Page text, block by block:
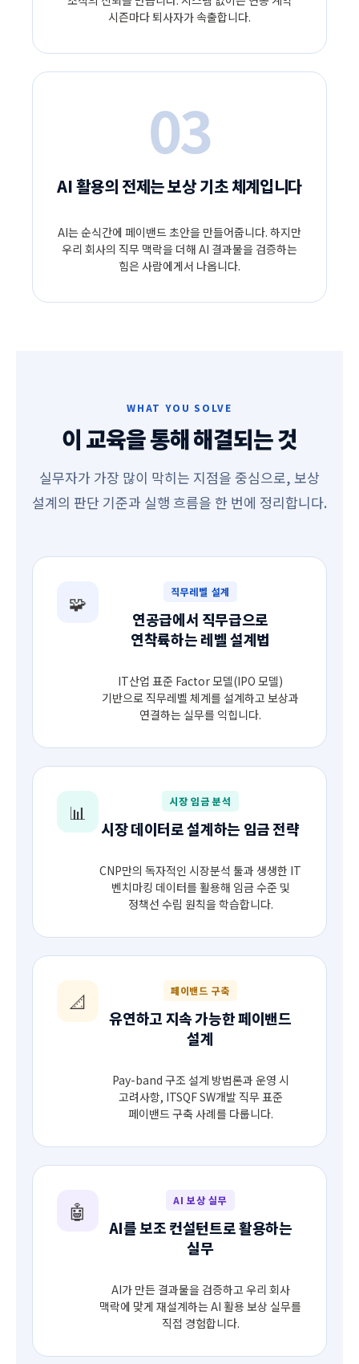
시즌마다 퇴사자가 속출합니다.
03
AI 활용의 전제는 보상 기초 체계입니다
AI는 순식간에 페이밴드 초안을 만들어줍니다. 하지만
우리 회사의 직무 맥락을 더해 AI 결과물을 검증하는
힘은 사람에게서 나옵니다.
WHAT YOU SOLVE
이 교육을 통해 해결되는 것
실무자가 가장 많이 막히는 지점을 중심으로, 보상
설계의 판단 기준과 실행 흐름을 한 번에 정리합니다.
🧩 직무레벨 설계
연공급에서 직무급으로
연착륙하는 레벨 설계법
IT산업 표준 Factor 모델(IPO 모델)
기반으로 직무레벨 체계를 설계하고 보상과
연결하는 실무를 익힙니다.
📊 시장 임금 분석
시장 데이터로 설계하는 임금 전략
CNP만의 독자적인 시장분석 툴과 생생한 IT
벤치마킹 데이터를 활용해 임금 수준 및
정책선 수립 원칙을 학습합니다.
📐 페이밴드 구축
유연하고 지속 가능한 페이밴드
설계
Pay-band 구조 설계 방법론과 운영 시
고려사항, ITSQF SW개발 직무 표준
페이밴드 구축 사례를 다룹니다.
🤖 AI 보상 실무
AI를 보조 컨설턴트로 활용하는
실무
AI가 만든 결과물을 검증하고 우리 회사
맥락에 맞게 재설계하는 AI 활용 보상 실무를
직접 경험합니다.